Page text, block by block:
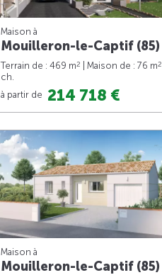
Maison à
Mouilleron-le-Captif (85)
Terrain de : 469 m2 | Maison de : 76 m2
ch.
à partir de 214 718 €
Maison à
Mouilleron-le-Captif (85)